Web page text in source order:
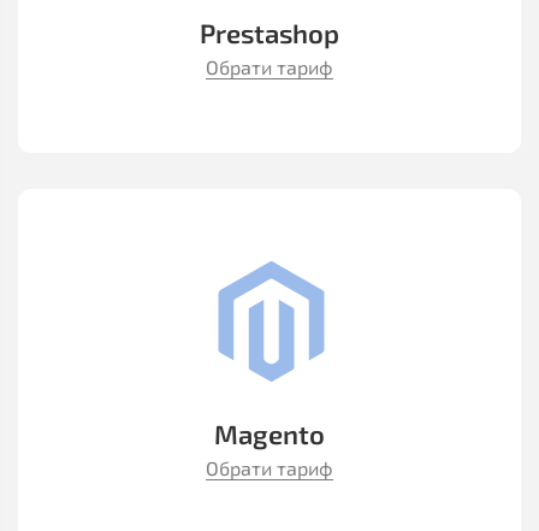
Prestashop
Обрати тариф
Magento
Обрати тариф